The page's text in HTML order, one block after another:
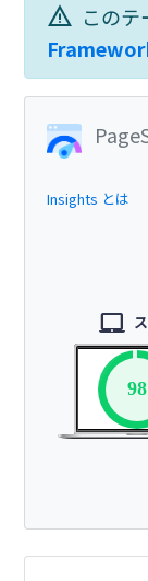
warning このテ
Insights とは
laptop_mac
98